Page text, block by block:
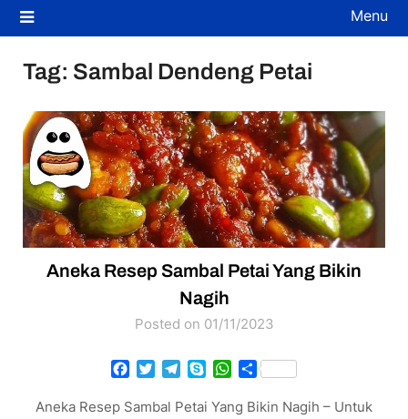
Menu
Tag: Sambal Dendeng Petai
Aneka Resep Sambal Petai Yang Bikin
Nagih
Posted on 01/11/2023
Facebook
TwitterTelegram
SkypeWhatsApp
Share
Aneka Resep Sambal Petai Yang Bikin Nagih – Untuk